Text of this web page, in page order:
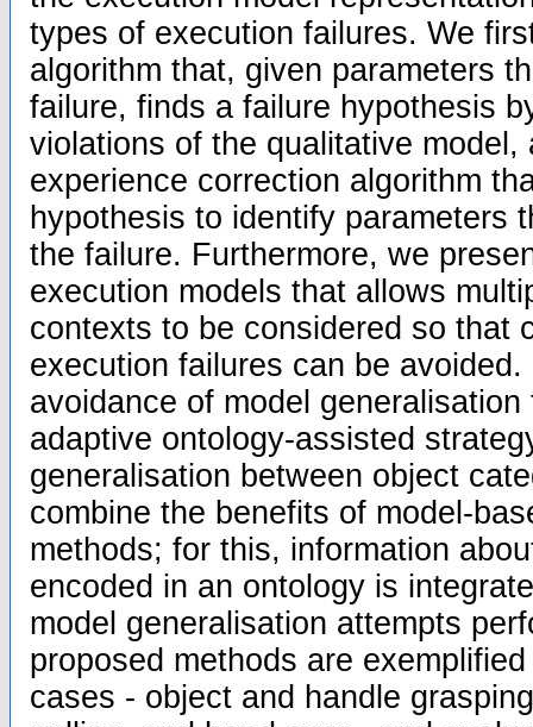
types of execution failures. We
algorithm that, given parameters
failure, finds a failure hypothesis
violations of the qualitative model,
experience correction algorithm
hypothesis to identify parameters
the failure. Furthermore, we
execution models that allows
contexts to be considered so that
execution failures can be
avoidance of model
adaptive ontology-assisted
generalisation between object
combine the benefits of model-
methods; for this, information
encoded in an ontology is
model generalisation attempts
proposed methods are
cases - object and handle